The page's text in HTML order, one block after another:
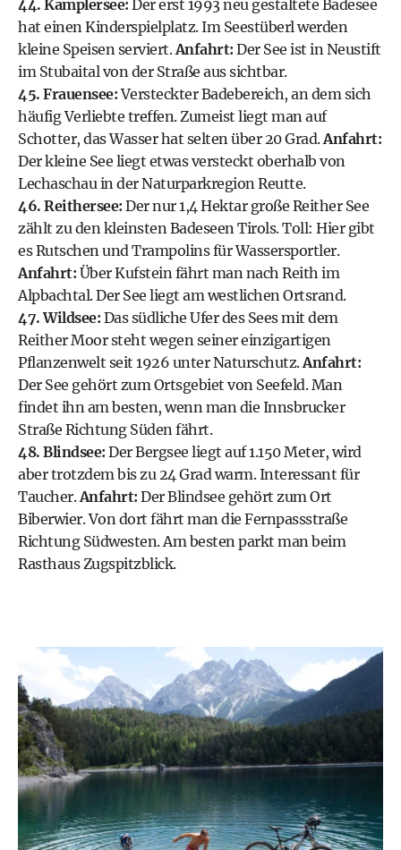
44. Kamplersee: Der erst 1993 neu gestaltete Badesee
hat einen Kinderspielplatz. Im Seestüberl werden
kleine Speisen serviert.Anfahrt: Der See ist in Neustift
im Stubaital von der Straße aus sichtbar.
45. Frauensee:Versteckter Badebereich, an dem sich
häufig Verliebte treffen. Zumeist liegt man auf
Schotter, das Wasser hat selten über 20 Grad.Anfahrt:
Der kleine See liegt etwas versteckt oberhalb von
Lechaschau in der Naturparkregion Reutte.
46. Reithersee: Der nur 1,4 Hektar große Reither See
zählt zu den kleinsten Badeseen Tirols. Toll: Hier gibt
es Rutschen und Trampolins für Wassersportler.
Anfahrt: Über Kufstein fährt man nach Reith im
Alpbachtal. Der See liegt am westlichen Ortsrand.
47. Wildsee: Das südliche Ufer des Sees mit dem
Reither Moor steht wegen seiner einzigartigen
Pflanzenwelt seit 1926 unter Naturschutz.Anfahrt:
Der See gehört zum Ortsgebiet von Seefeld. Man
findet ihn am besten, wenn man die Innsbrucker
Straße Richtung Süden fährt.
48. Blindsee: Der Bergsee liegt auf 1.150 Meter, wird
aber trotzdem bis zu 24 Grad warm. Interessant für
Taucher.Anfahrt: Der Blindsee gehört zum Ort
Biberwier. Von dort fährt man die Fernpassstraße
Richtung Südwesten. Am besten parkt man beim
Rasthaus Zugspitzblick.